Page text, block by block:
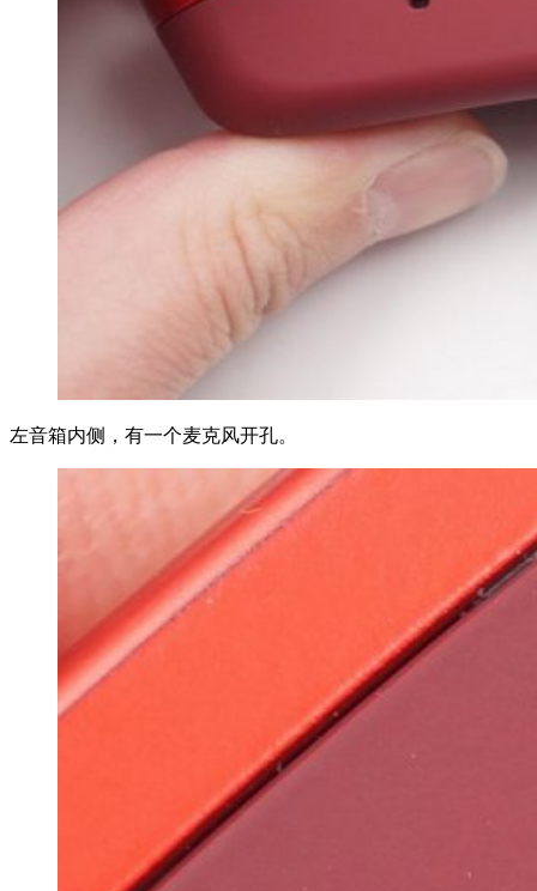
左音箱内侧，有一个麦克风开孔。